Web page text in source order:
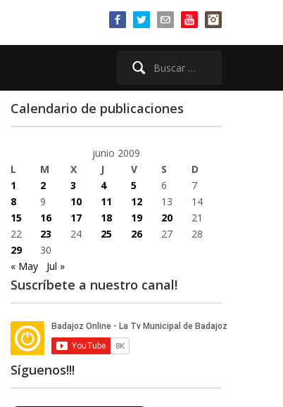
Buscar:
Calendario de publicaciones
junio 2009
L
M X J V S
D
1
2 3 4 5 6
7
8
9 10 11 12 13
14
15
16 17 18 19 20
21
22
23 24 25 26 27
28
29
30
« May
Jul »
Suscríbete a nuestro canal!
Síguenos!!!